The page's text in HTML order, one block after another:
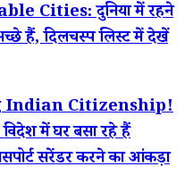
Cities: दुनिया में रहने
हैं, दिलचस्प लिस्ट में देखें
Citizenship!
में घर बसा रहे हैं
सरेंडर करने का आंकड़ा